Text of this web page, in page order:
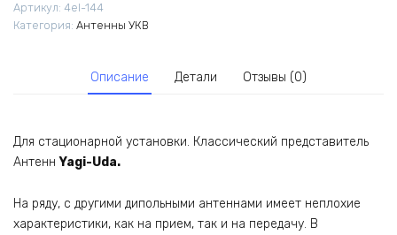
Артикул: 4el-144
Категория: Антенны УКВ
Описание Детали Отзывы (0)
Для стационарной установки. Классический представитель
АнтеннYagi-Uda.
На ряду, с другими дипольными антеннами имеет неплохие
характеристики, как на прием, так и на передачу. В